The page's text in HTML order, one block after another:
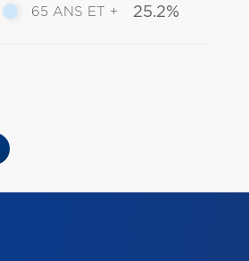
65 ANS ET + 25.2%